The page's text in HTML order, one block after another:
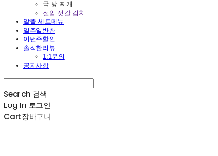
국 탕 찌개
절임 젓갈 김치
알뜰 세트메뉴
일주일반찬
이번주할인
솔직한리뷰
1:1문의
공지사항
Search 검색
Log In 로그인
Cart장바구니